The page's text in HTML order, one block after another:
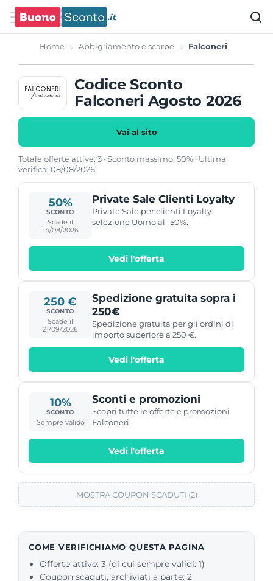
Home Abbigliamento e scarpe Falconeri
Codice Sconto
Falconeri Agosto 2026
Vai al sito
Totale offerte attive: 3 · Sconto massimo: 50% · Ultima
verifica: 08/08/2026
50%
SCONTO
Scade il
14/08/2026
Private Sale Clienti Loyalty
Private Sale per clienti Loyalty:
selezione Uomo al -50%.
Vedi l'offerta
250 €
SCONTO
Scade il
21/09/2026
Spedizione gratuita sopra i
250€
Spedizione gratuita per gli ordini di
importo superiore a 250 €.
Vedi l'offerta
10%
SCONTO
Sempre valido
Sconti e promozioni
Scopri tutte le offerte e promozioni
Falconeri
Vedi l'offerta
MOSTRA COUPON SCADUTI (2)
COME VERIFICHIAMO QUESTA PAGINA
Offerte attive: 3 (di cui sempre validi: 1)
Coupon scaduti, archiviati a parte: 2